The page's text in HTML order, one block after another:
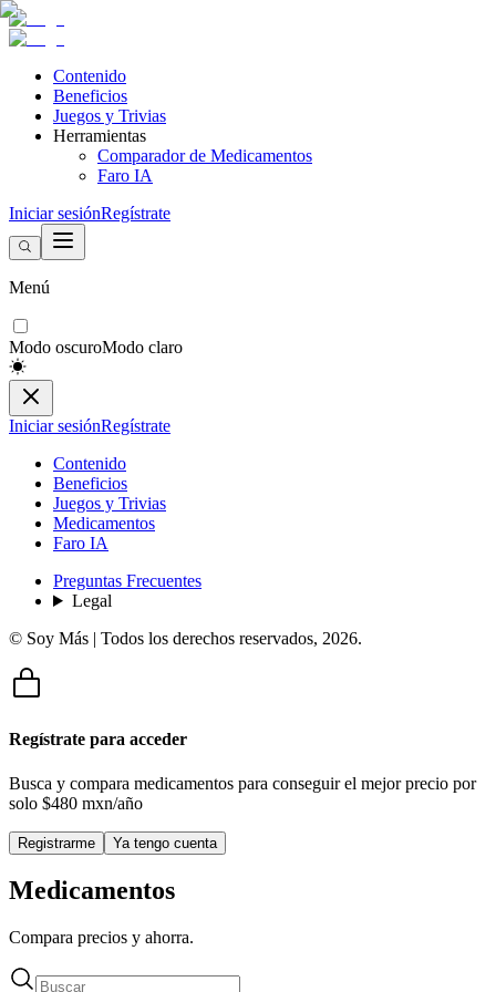
Contenido
Beneficios
Juegos y Trivias
Herramientas
Comparador de Medicamentos
Faro IA
Iniciar sesiónRegístrate
Menú
Modo oscuroModo claro
Iniciar sesiónRegístrate
Contenido
Beneficios
Juegos y Trivias
Medicamentos
Faro IA
Preguntas Frecuentes
Legal
© Soy Más | Todos los derechos reservados, 2026.
Regístrate para acceder
Busca y compara medicamentos para conseguir el mejor precio por
solo $480 mxn/año
Registrarme Ya tengo cuenta
Medicamentos
Compara precios y ahorra.